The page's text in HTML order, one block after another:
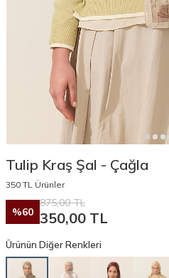
Tulip Kraş Şal - Çağla
350 TL Ürünler
%60
875,00TL
350,00 TL
Ürünün Diğer Renkleri